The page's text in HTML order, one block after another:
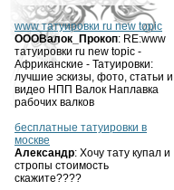
www татуировки ru new topic
OOOВалок_Прокоп: RE:www
татуировки ru new topic -
Африканские - Татуировки:
лучшие эскизы, фото, статьи и
видео НПП Валок Наплавка
рабочих валков
бесплатные татуировки в
москве
Александр: Хочу тату купал и
стропы стоимость
скажите????